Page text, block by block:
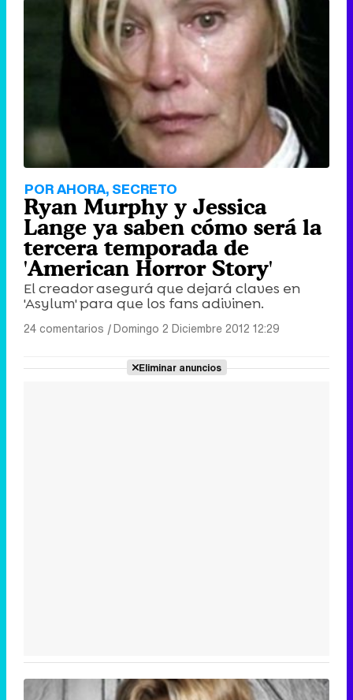
POR AHORA, SECRETO
Ryan Murphy y Jessica
Lange ya saben cómo será la
tercera temporada de
'American Horror Story'
El creador asegurá que dejará claves en
'Asylum' para que los fans adivinen.
24 comentarios |Domingo 2 Diciembre 2012 12:29
Eliminar anuncios